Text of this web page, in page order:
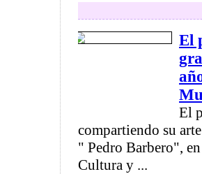
El
El
compartiendo su
" Pedro Barbero",
Cultura y ...